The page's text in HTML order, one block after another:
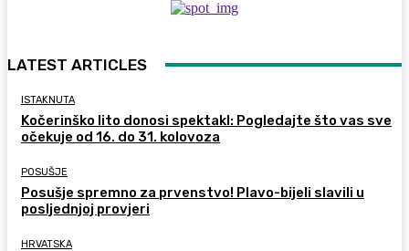
LATEST ARTICLES
ISTAKNUTA
Kočerinško lito donosi spektakl: Pogledajte što vas sve
očekuje od 16. do 31. kolovoza
POSUŠJE
Posušje spremno za prvenstvo! Plavo-bijeli slavili u
posljednjoj provjeri
HRVATSKA